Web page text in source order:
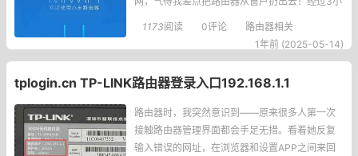
时折腾，终于摸清了门道，这就把我的血泪经验
分享给你。为什么手机打开miwifi.com会跳转官
1173阅读 0评论
路由器相关
1年前 (2025-05-14)
tplogin.cn TP-LINK路由器登录入口192.168.1.1
路由器时，我突然意识到——原来很多人第一次
接触路由器管理界面都会手足无措。看着她反复
输入错误的网址，在浏览器和设置APP之间来回